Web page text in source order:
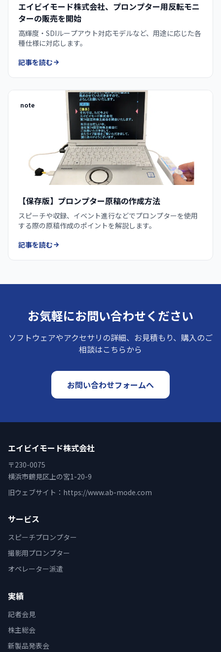
エイビイモード株式会社、プロンプター用反転モニ
ターの販売を開始
高輝度・SDIループアウト対応モデルなど、用途に応じた各
種仕様に対応します。
記事を読む
note
【保存版】プロンプター原稿の作成方法
スピーチや収録、イベント進行などでプロンプターを使用
する際の原稿作成のポイントを解説します。
記事を読む
お気軽にお問い合わせください
ソフトウェアやアクセサリの詳細、お見積もり、購入のご
相談はこちらから
お問い合わせフォームへ
エイビイモード株式会社
〒230-0075
横浜市鶴見区上の宮1-20-9
旧ウェブサイト： https://www.ab-mode.com
サービス
スピーチプロンプター
撮影用プロンプター
オペレーター派遣
実績
記者会見
株主総会
新製品発表会